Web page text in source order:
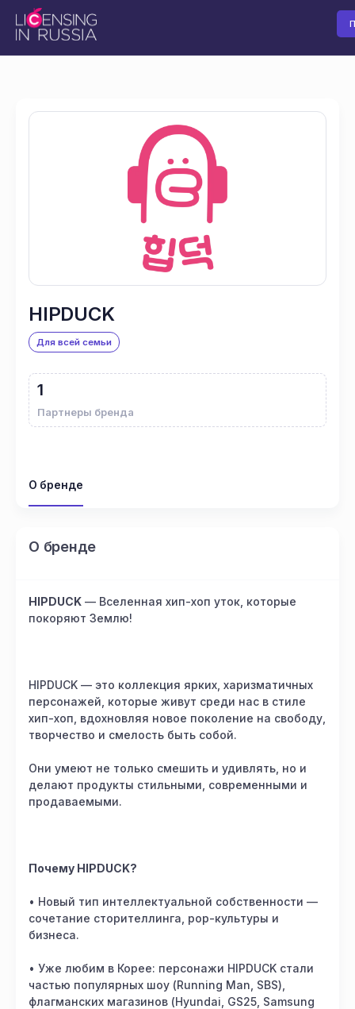
HIPDUCK
Для всей семьи
1
Партнеры бренда
О бренде
О бренде
HIPDUCK — Вселенная хип-хоп уток, которые
покоряют Землю!
HIPDUCK — это коллекция ярких, харизматичных
персонажей, которые живут среди нас в стиле
хип-хоп, вдохновляя новое поколение на свободу,
творчество и смелость быть собой.
Они умеют не только смешить и удивлять, но и
делают продукты стильными, современными и
продаваемыми.
Почему HIPDUCK?
• Новый тип интеллектуальной собственности —
сочетание сторителлинга, pop-культуры и
бизнеса.
• Уже любим в Корее: персонажи HIPDUCK стали
частью популярных шоу (Running Man, SBS),
флагманских магазинов (Hyundai, GS25, Samsung